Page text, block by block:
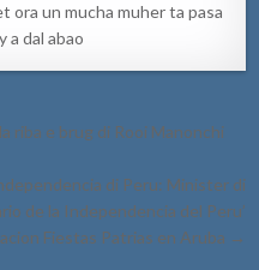
ora un mucha muher ta pasa
a dal abao
e brug di Rooi Manonchi
di Peru: Minister di
de la Independencia del Peru’
Fiestas Patrias en Aruba →